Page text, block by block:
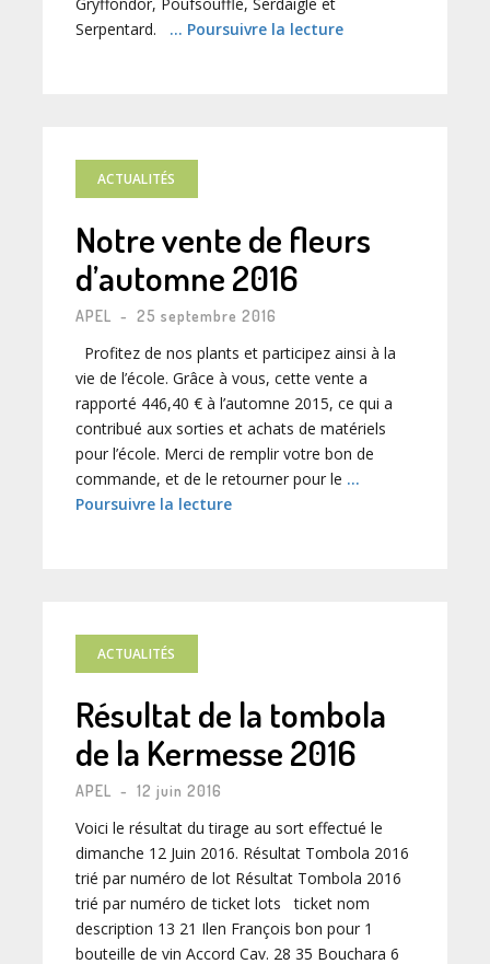
Gryffondor, Poufsouffle, Serdaigle et
Serpentard. … Poursuivre la lecture
ACTUALITÉS
Notre vente de fleurs
d’automne 2016
APEL - 25 septembre 2016
Profitez de nos plants et participez ainsi à la
vie de l’école. Grâce à vous, cette vente a
rapporté 446,40 € à l’automne 2015, ce qui a
contribué aux sorties et achats de matériels
pour l’école. Merci de remplir votre bon de
commande, et de le retourner pour le …
Poursuivre la lecture
ACTUALITÉS
Résultat de la tombola
de la Kermesse 2016
APEL - 12 juin 2016
Voici le résultat du tirage au sort effectué le
dimanche 12 Juin 2016. Résultat Tombola 2016
trié par numéro de lot Résultat Tombola 2016
trié par numéro de ticket lots ticket nom
description 13 21 Ilen François bon pour 1
bouteille de vin Accord Cav. 28 35 Bouchara 6